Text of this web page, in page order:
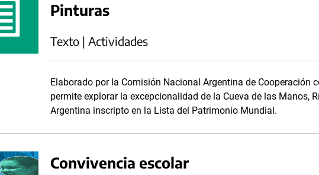
Pinturas
Texto | Actividades
Elaborado por la Comisión Nacional Argentina de Cooperación
permite explorar la excepcionalidad de la Cueva de las Manos,
Argentina inscripto en la Lista del Patrimonio Mundial.
Convivencia escolar